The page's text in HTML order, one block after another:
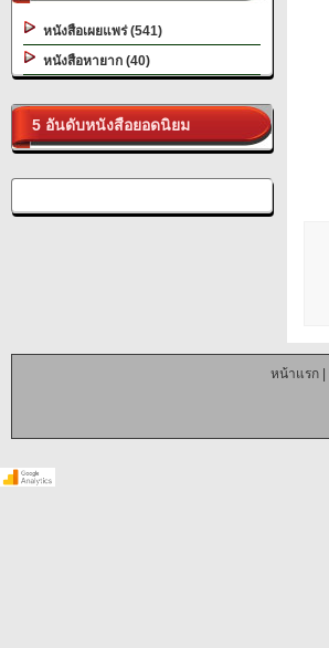
หนังสือเผยแพร่ (541)
หนังสือหายาก (40)
5 อันดับหนังสือยอดนิยม
หน้าแรก|